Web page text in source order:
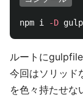
npm i -D
ルートにgulpfile
今回はソリッド
を色々持たせな